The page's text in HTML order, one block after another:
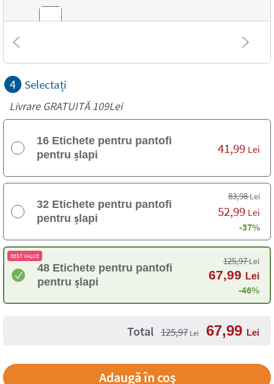
Combinații
Texturi
4 Selectați
Livrare GRATUITĂ 109Lei
16 Etichete pentru pantofi
pentru șlapi
41,99 Lei
32 Etichete pentru pantofi
pentru șlapi
83,98Lei
52,99 Lei
-37%
BEST VALUE
48 Etichete pentru pantofi
pentru șlapi
125,97Lei
67,99 Lei
-46%
Total 125,97 Lei 67,99 Lei